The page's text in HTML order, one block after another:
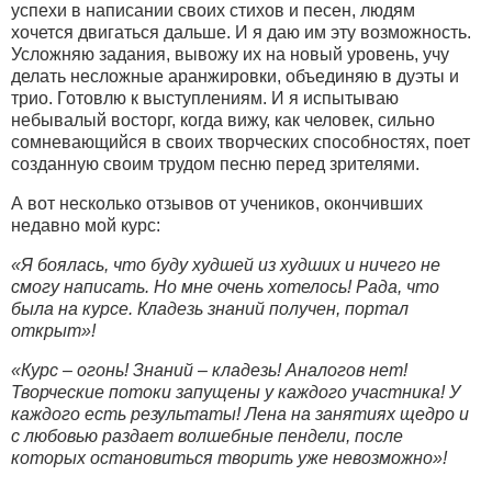
успехи в написании своих стихов и песен, людям
хочется двигаться дальше. И я даю им эту возможность.
Усложняю задания, вывожу их на новый уровень, учу
делать несложные аранжировки, объединяю в дуэты и
трио. Готовлю к выступлениям. И я испытываю
небывалый восторг, когда вижу, как человек, сильно
сомневающийся в своих творческих способностях, поет
созданную своим трудом песню перед зрителями.
А вот несколько отзывов от учеников, окончивших
недавно мой курс:
«Я боялась, что буду худшей из худших и ничего не
смогу написать. Но мне очень хотелось! Рада, что
была на курсе. Кладезь знаний получен, портал
открыт»!
«Курс – огонь! Знаний – кладезь! Аналогов нет!
Творческие потоки запущены у каждого участника! У
каждого есть результаты! Лена на занятиях щедро и
с любовью раздает волшебные пендели, после
которых остановиться творить уже невозможно»!